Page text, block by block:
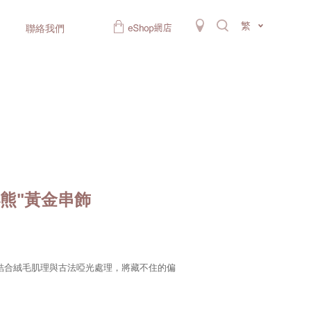
聯絡我們 繁
"黃金串飾
絨毛肌理與古法啞光處理，將藏不住的偏